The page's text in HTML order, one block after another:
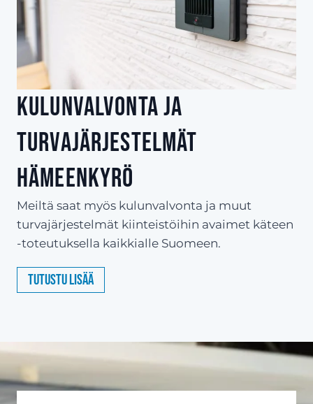
Kulunvalvonta ja
turvajärjestelmät
Hämeenkyrö
Meiltä saat myös kulunvalvonta ja muut
turvajärjestelmät kiinteistöihin avaimet käteen
-toteutuksella kaikkialle Suomeen.
Tutustu lisää